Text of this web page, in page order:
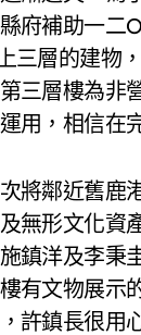
府補助一二
三層的建物
三層樓為非
用，相信在
將鄰近舊鹿
無形文化資
鎮洋及李秉
有文物展示
許鎮長很用